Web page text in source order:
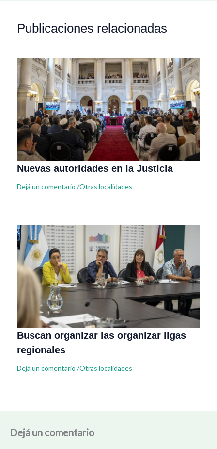
Publicaciones relacionadas
Nuevas autoridades en la Justicia
Dejá un comentario /Otras localidades
Buscan organizar las organizar ligas
regionales
Dejá un comentario /Otras localidades
Dejá un comentario